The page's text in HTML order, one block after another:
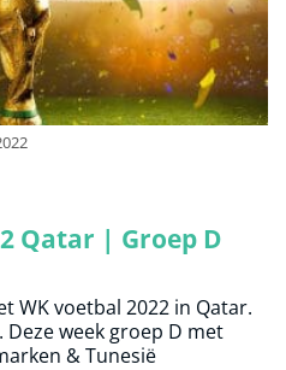
Qatar | Groep D
WK voetbal 2022 in Qatar.
week groep D met
& Tunesië